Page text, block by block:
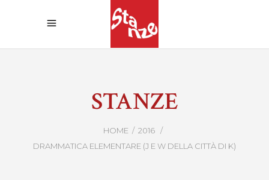
STANZE
HOME / 2016 /
DRAMMATICA ELEMENTARE (J E W DELLA CITTÀ DI K)